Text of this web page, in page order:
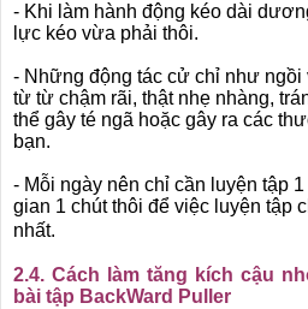
- Khi làm hành động kéo dài
lực kéo vừa phải thôi.
- Những động tác cử chỉ như ngồi
từ từ chậm rãi, thật nhẹ nhàng,
thể gây té ngã hoặc gây ra các
bạn.
- Mỗi ngày nên chỉ cần luyện tập
gian 1 chút thôi để việc luyện tập
nhất.
2.4. Cách làm tăng kích cậu
bài tập BackWard Puller